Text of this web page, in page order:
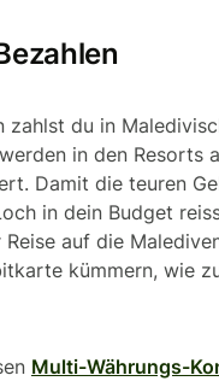
zahlst du in
in den Resorts
Damit die teuren
in dein Budget
auf die
kümmern, wie
Multi-Währungs-